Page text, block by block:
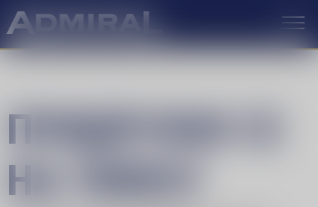
ПРИДРУЖИ СЕ
НА ТИМОТ